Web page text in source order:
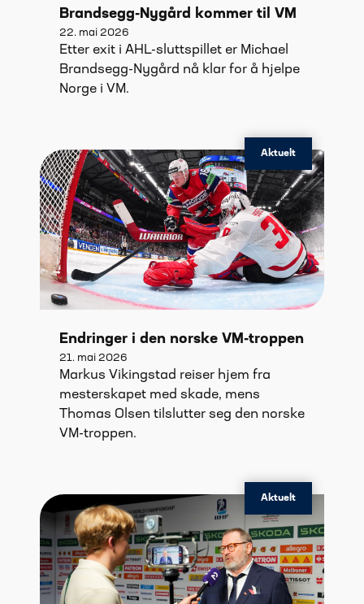
Brandsegg-Nygård kommer til VM
22. mai 2026
Etter exit i AHL-sluttspillet er Michael
Brandsegg-Nygård nå klar for å hjelpe
Norge i VM.
Aktuelt
Endringer i den norske VM-troppen
21. mai 2026
Markus Vikingstad reiser hjem fra
mesterskapet med skade, mens
Thomas Olsen tilslutter seg den norske
VM-troppen.
Aktuelt